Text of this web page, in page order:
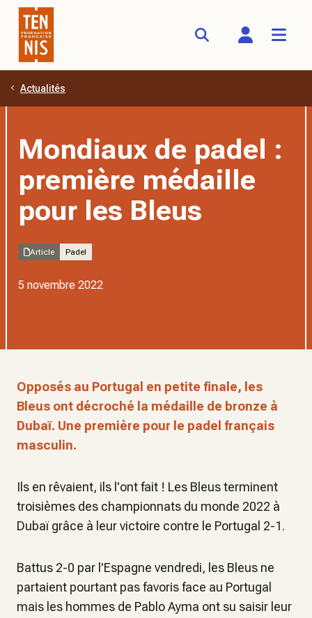
Aller au contenu principal
Actualités
Mondiaux de padel :
première médaille
pour les Bleus
Article Padel
5 novembre 2022
Opposés au Portugal en petite finale, les
Bleus ont décroché la médaille de bronze à
Dubaï. Une première pour le padel français
masculin.
Ils en rêvaient, ils l'ont fait ! Les Bleus terminent
troisièmes des championnats du monde 2022 à
Dubaï grâce à leur victoire contre le Portugal 2-1.
Battus 2-0 par l'Espagne vendredi, les Bleus ne
partaient pourtant pas favoris face au Portugal
mais les hommes de Pablo Ayma ont su saisir leur